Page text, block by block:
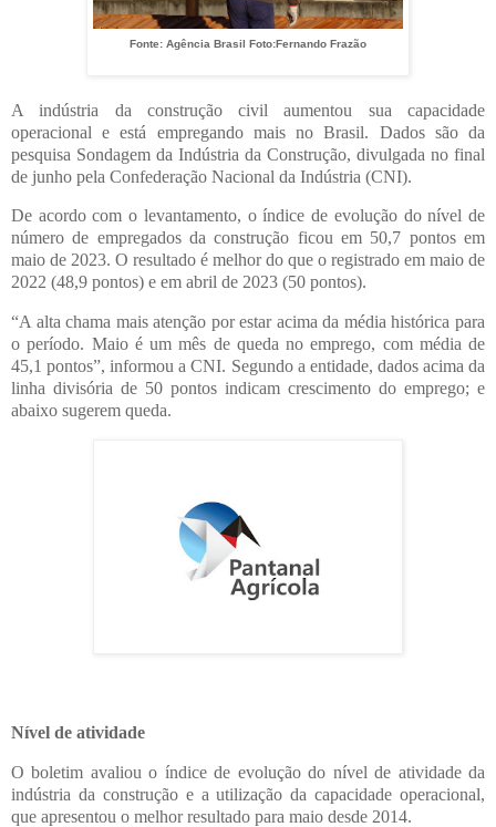
Fonte: Agência Brasil Foto:Fernando Frazão
A indústria da construção civil aumentou sua capacidade
operacional e está empregando mais no Brasil. Dados são da
pesquisa Sondagem da Indústria da Construção, divulgada no final
de junho pela Confederação Nacional da Indústria (CNI).
De acordo com o levantamento, o índice de evolução do nível de
número de empregados da construção ficou em 50,7 pontos em
maio de 2023. O resultado é melhor do que o registrado em maio de
2022 (48,9 pontos) e em abril de 2023 (50 pontos).
“A alta chama mais atenção por estar acima da média histórica para
o período. Maio é um mês de queda no emprego, com média de
45,1 pontos”, informou a CNI. Segundo a entidade, dados acima da
linha divisória de 50 pontos indicam crescimento do emprego; e
abaixo sugerem queda.
Nível de atividade
O boletim avaliou o índice de evolução do nível de atividade da
indústria da construção e a utilização da capacidade operacional,
que apresentou o melhor resultado para maio desde 2014.